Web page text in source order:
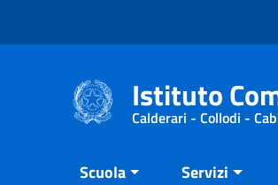
Istituto
Calderari - Collodi -
Scuola Servizi